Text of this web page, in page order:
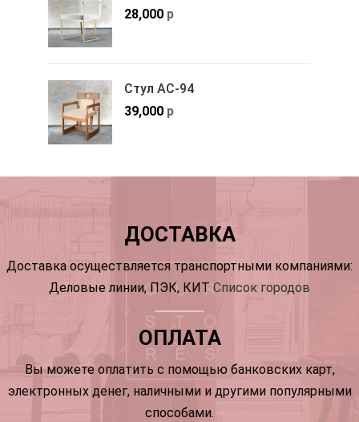
28,000 р
Стул АС-94
39,000 р
ДОСТАВКА
Доставка осуществляется транспортными компаниями:
Деловые линии, ПЭК, КИТ Список городов
ОПЛАТА
Вы можете оплатить с помощью банковских карт,
электронных денег, наличными и другими популярными
способами.